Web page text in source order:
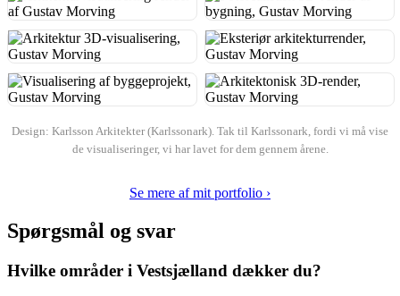
Design: Karlsson Arkitekter (Karlssonark). Tak til Karlssonark, fordi vi må vise
de visualiseringer, vi har lavet for dem gennem årene.
Se mere af mit portfolio ›
Spørgsmål og svar
Hvilke områder i Vestsjælland dækker du?